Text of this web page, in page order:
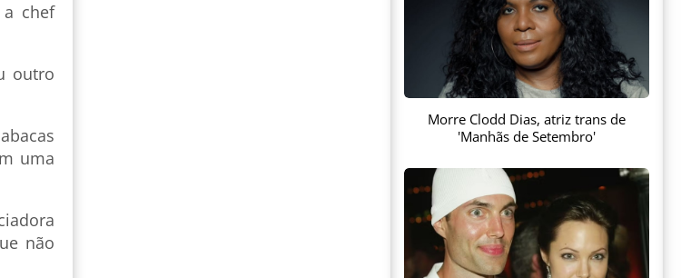
chef
outro
uma
não
Morre Clodd Dias, atriz trans de
'Manhãs de Setembro'